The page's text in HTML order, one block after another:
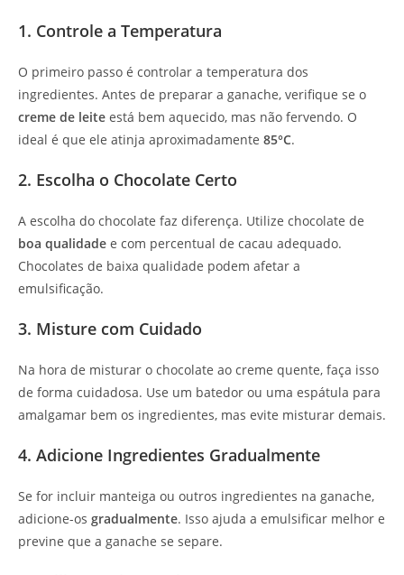
1. Controle a Temperatura
O primeiro passo é controlar a temperatura dos
ingredientes. Antes de preparar a ganache, verifique se o
creme de leite está bem aquecido, mas não fervendo. O
ideal é que ele atinja aproximadamente 85°C.
2. Escolha o Chocolate Certo
A escolha do chocolate faz diferença. Utilize chocolate de
boa qualidade e com percentual de cacau adequado.
Chocolates de baixa qualidade podem afetar a
emulsificação.
3. Misture com Cuidado
Na hora de misturar o chocolate ao creme quente, faça isso
de forma cuidadosa. Use um batedor ou uma espátula para
amalgamar bem os ingredientes, mas evite misturar demais.
4. Adicione Ingredientes Gradualmente
Se for incluir manteiga ou outros ingredientes na ganache,
adicione-os gradualmente. Isso ajuda a emulsificar melhor e
previne que a ganache se separe.